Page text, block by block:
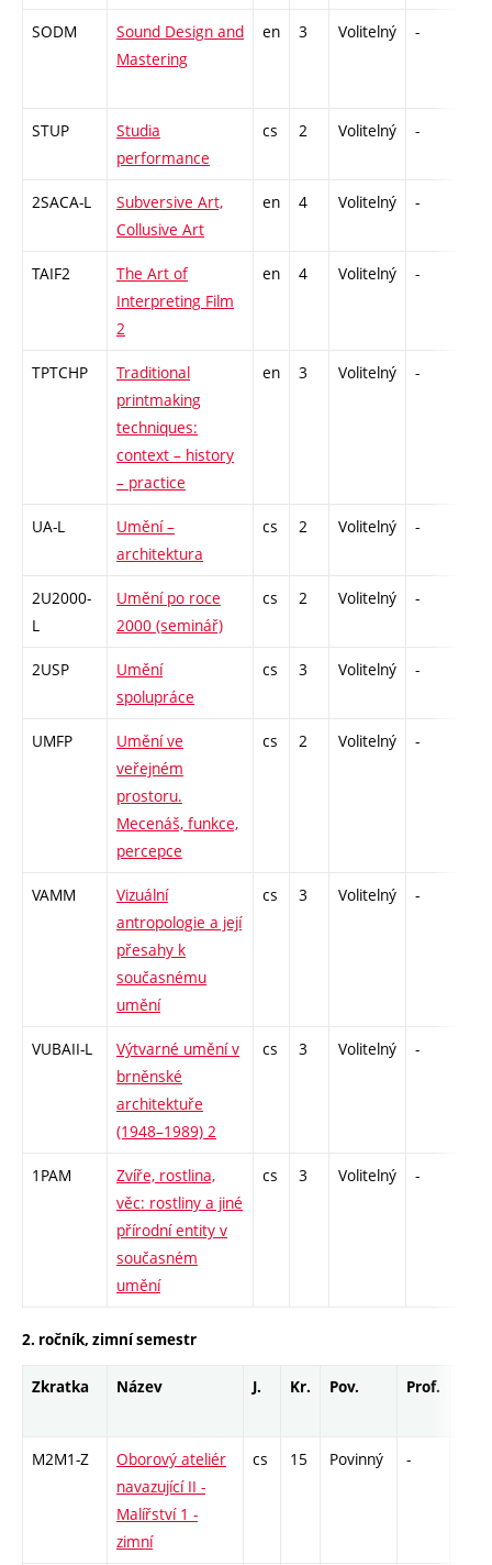
SODM
Sound Design and
Mastering
en 3 Volitelný -
STUP
Studia
performance
cs 2 Volitelný -
2SACA-L
Subversive Art,
Collusive Art
en 4 Volitelný -
TAIF2
The Art of
Interpreting Film
2
en 4 Volitelný -
TPTCHP
Traditional
printmaking
techniques:
context – history
– practice
en 3 Volitelný -
UA-L
Umění –
architektura
cs 2 Volitelný -
2U2000-
L
Umění po roce
2000 (seminář)
cs 2 Volitelný -
2USP
Umění
spolupráce
cs 3 Volitelný -
UMFP
Umění ve
veřejném
prostoru.
Mecenáš, funkce,
percepce
cs 2 Volitelný -
VAMM
Vizuální
antropologie a její
přesahy k
současnému
umění
cs 3 Volitelný -
VUBAII-L
Výtvarné umění v
brněnské
architektuře
(1948–1989) 2
cs 3 Volitelný -
1PAM
Zvíře, rostlina,
věc: rostliny a jiné
přírodní entity v
současném
umění
cs 3 Volitelný -
2. ročník, zimní semestr
Zkratka Název J. Kr. Pov. Prof.
M2M1-Z
Oborový ateliér
navazující II -
Malířství 1 -
zimní
cs 15 Povinný -